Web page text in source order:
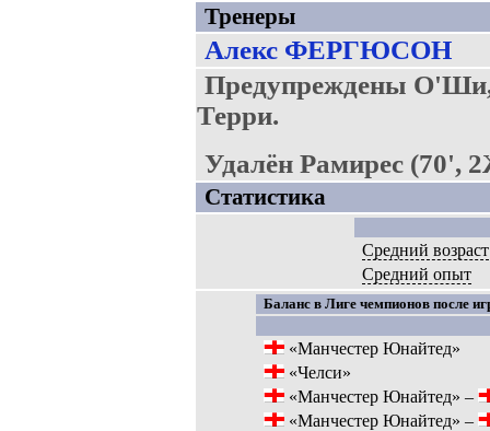
Тренеры
Алекс ФЕРГЮСОН
Предупреждены
Терри.
Удалён Рамирес (70',
Статистика
Средний возраст
Средний опыт
Баланс в Лиге чемпионов после
«Манчестер Юнайтед»
«Челси»
«Манчестер Юнайтед» –
«Манчестер Юнайтед» –